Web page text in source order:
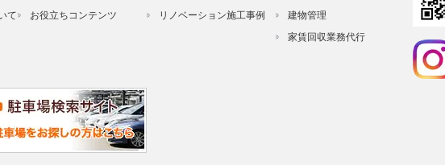
て
お役立ちコンテンツ
リノベーション施工事例
建物管理
家賃回収業務代行